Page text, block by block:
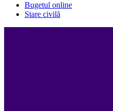
Bugetul online
Stare civilă